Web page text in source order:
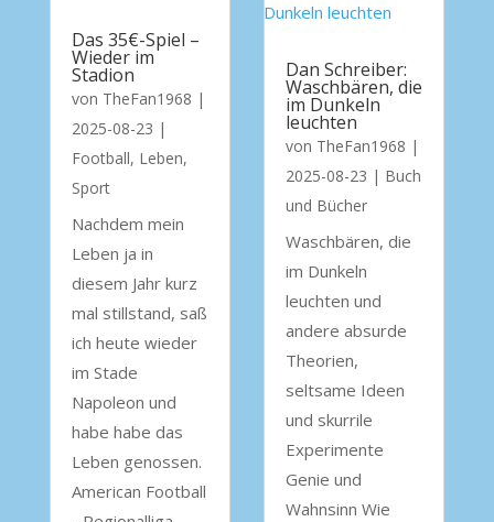
Das 35€-Spiel –
Wieder im
Stadion
von TheFan1968 |
2025-08-23 |
Football, Leben,
Sport
Nachdem mein
Leben ja in
diesem Jahr kurz
mal stillstand, saß
ich heute wieder
im Stade
Napoleon und
habe habe das
Leben genossen.
American Football
Dan Schreiber:
Waschbären, die
im Dunkeln
leuchten
von TheFan1968 |
2025-08-23 | Buch
und Bücher
Waschbären, die
im Dunkeln
leuchten und
andere absurde
Theorien,
seltsame Ideen
und skurrile
Experimente
Genie und
Wahnsinn Wie